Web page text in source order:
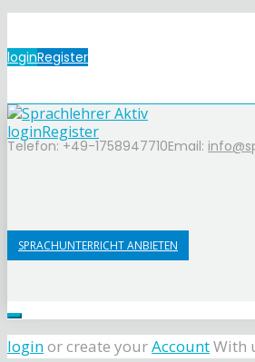
loginRegister
Telefon: +49-1758947710Email:
loginRegister
SPRACHUNTERRICHT ANBIETEN
loginor create yourAccountWith